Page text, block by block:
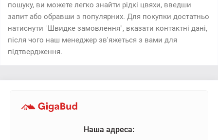
пошуку, ви можете легко знайти рідкі цвяхи, введши
запит або обравши з популярних. Для покупки достатньо
натиснути "Швидке замовлення", вказати контактні дані,
після чого наш менеджер зв'яжеться з вами для
підтвердження.
Наша адреса: